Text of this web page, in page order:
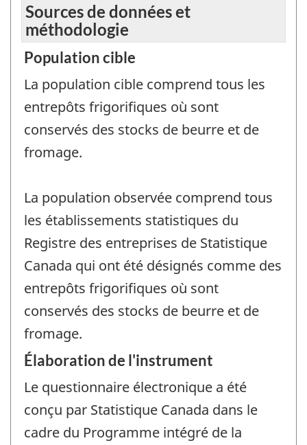
Sources de données et
méthodologie
Population cible
La population cible comprend tous les
entrepôts frigorifiques où sont
conservés des stocks de beurre et de
fromage.
La population observée comprend tous
les établissements statistiques du
Registre des entreprises de Statistique
Canada qui ont été désignés comme des
entrepôts frigorifiques où sont
conservés des stocks de beurre et de
fromage.
Élaboration de l'instrument
Le questionnaire électronique a été
conçu par Statistique Canada dans le
cadre du Programme intégré de la